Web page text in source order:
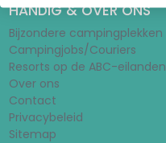
HANDIG & OVER ONS
Bijzondere campingplekken
Campingjobs/Couriers
Resorts op de ABC-eilanden
Over ons
Contact
Privacybeleid
Sitemap